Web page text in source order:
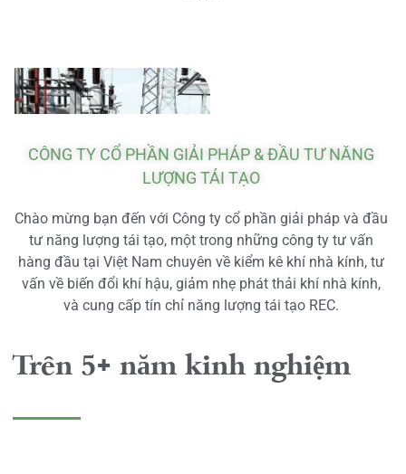
CÔNG TY CỔ PHẦN GIẢI PHÁP & ĐẦU TƯ NĂNG
LƯỢNG TÁI TẠO
Chào mừng bạn đến với Công ty cổ phần giải pháp và đầu
tư năng lượng tái tạo, một trong những công ty tư vấn
hàng đầu tại Việt Nam chuyên về kiểm kê khí nhà kính, tư
vấn về biến đổi khí hậu, giảm nhẹ phát thải khí nhà kính,
và cung cấp tín chỉ năng lượng tái tạo REC.
Trên 5+ năm kinh nghiệm